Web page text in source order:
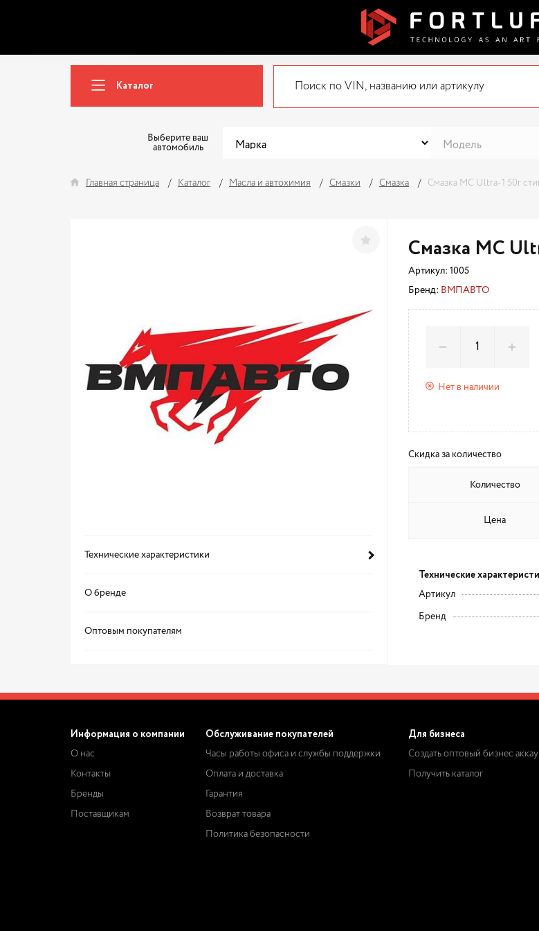
Каталог
Выберите ваш
автомобиль
Главная страница Каталог Масла и автохимия Смазки Смазка Смазка МС Ultra-1 50г
Технические характеристики
О бренде
Оптовым покупателям
Смазка МС
Артикул: 1005
Бренд: ВМПАВТО
Нет в наличии
Скидка за количество
Количество
Цена
Технические
Артикул
Бренд
Информация о компании
О нас
Контакты
Бренды
Поставщикам
Обслуживание покупателей
Часы работы офиса и службы поддержки
Оплата и доставка
Гарантия
Возврат товара
Политика безопасности
Для бизнеса
Создать оптовый бизнес
Получить каталог